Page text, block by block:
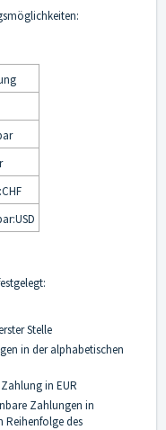
Stelle
in der alphabetischen
in EUR
Zahlungen in
Reihenfolge des